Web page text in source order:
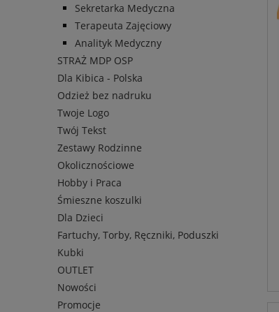
Sekretarka Medyczna
Terapeuta Zajęciowy
Analityk Medyczny
STRAŻ MDP OSP
Dla Kibica - Polska
Odzież bez nadruku
Twoje Logo
Twój Tekst
Zestawy Rodzinne
Okolicznościowe
Hobby i Praca
Śmieszne koszulki
Dla Dzieci
Fartuchy, Torby, Ręczniki, Poduszki
Kubki
OUTLET
Nowości
Promocje